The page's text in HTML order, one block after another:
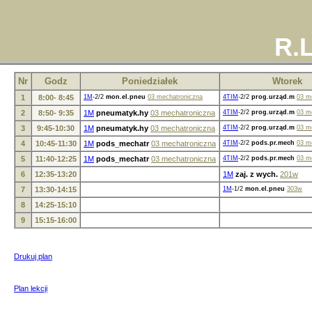
Nr Godz Poniedziałek Wtorek
1 8:00- 8:45 1M -2/2 mon.el.pneu 03 mechatroniczna 4TIM -2/2 prog.urząd.m 03
2 8:50- 9:35 1M pneumatyk.hy 03 mechatroniczna 4TIM -2/2 prog.urząd.m 03
3 9:45-10:30 1M pneumatyk.hy 03 mechatroniczna 4TIM -2/2 prog.urząd.m 03
4 10:45-11:30 1M pods_mechatr 03 mechatroniczna 4TIM -2/2 pods.pr.mech 03
5 11:40-12:25 1M pods_mechatr 03 mechatroniczna 4TIM -2/2 pods.pr.mech 03
6 12:35-13:20 1M zaj. z wych. 201w
7
13:30-14:15 1M -1/2 mon.el.pneu 303w
8
14:25-15:10
9
15:15-16:00
Drukuj plan
Plan lekcji